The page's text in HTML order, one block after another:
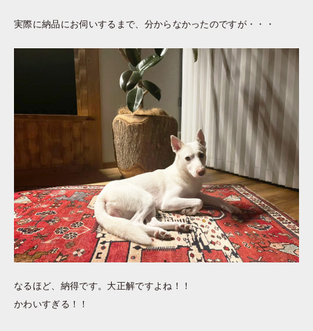
実際に納品にお伺いするまで、分からなかったのですが・・・
なるほど、納得です。大正解ですよね！！
かわいすぎる！！